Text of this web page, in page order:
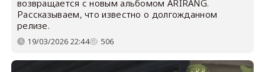
возвращается с новым альбомом ARIRANG.
Рассказываем, что известно о долгожданном
релизе.
19/03/2026 22:44 506